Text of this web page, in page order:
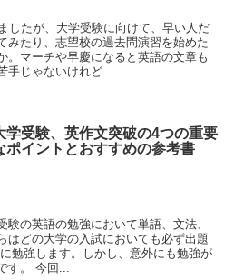
したが、大学受験に向けて、早い人だ
みたり、志望校の過去問演習を始めた
。マーチや早慶になると英語の文章も
手じゃないけれど...
学受験、英作文突破の4つの重要
ポイントとおすすめの参考書
験の英語の勉強において単語、文法、
はどの大学の入試においても必ず出題
勉強します。しかし、意外にも勉強が
す。 今回...